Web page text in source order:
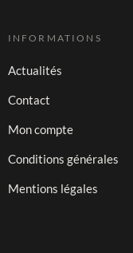
INFORMATIONS
Actualités
Contact
Mon compte
Conditions générales
Mentions légales